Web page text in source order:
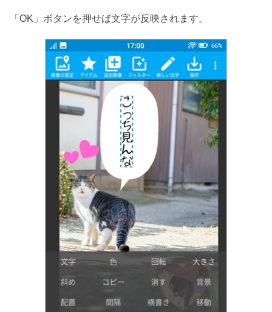
「OK」ボタンを押せば文字が反映されます。